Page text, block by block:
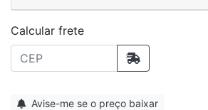
Calcular frete
Avise-me se o preço baixar